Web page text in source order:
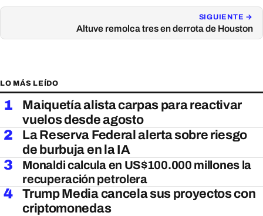
SIGUIENTE →
Altuve remolca tres en derrota de Houston
LO MÁS LEÍDO
1
Maiquetía alista carpas para reactivar
vuelos desde agosto
2
La Reserva Federal alerta sobre riesgo
de burbuja en la IA
3
Monaldi calcula en US$100.000 millones la
recuperación petrolera
4
Trump Media cancela sus proyectos con
criptomonedas